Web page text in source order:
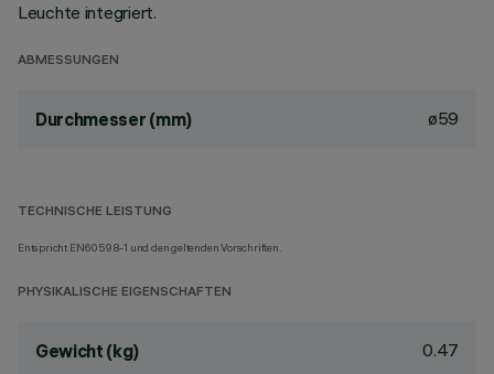
Leuchte integriert.
ABMESSUNGEN
Durchmesser (mm) ø59
TECHNISCHE LEISTUNG
Entspricht EN60598-1 und den geltenden Vorschriften.
PHYSIKALISCHE EIGENSCHAFTEN
Gewicht (kg) 0.47